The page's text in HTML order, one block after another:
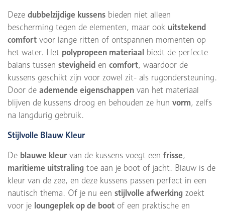
Deze dubbelzijdige kussens bieden niet alleen
bescherming tegen de elementen, maar ook uitstekend
comfort voor lange ritten of ontspannen momenten op
het water. Het polypropeen materiaal biedt de perfecte
balans tussen stevigheid en comfort, waardoor de
kussens geschikt zijn voor zowel zit- als rugondersteuning.
Door de ademende eigenschappen van het materiaal
blijven de kussens droog en behouden ze hun vorm, zelfs
na langdurig gebruik.
Stijlvolle Blauw Kleur
De blauwe kleurvan de kussens voegt een frisse,
maritieme uitstraling toe aan je boot of jacht. Blauw is de
kleur van de zee, en deze kussens passen perfect in een
nautisch thema. Of je nu een stijlvolle afwerking zoekt
voor je loungeplek op de boot of een praktische en